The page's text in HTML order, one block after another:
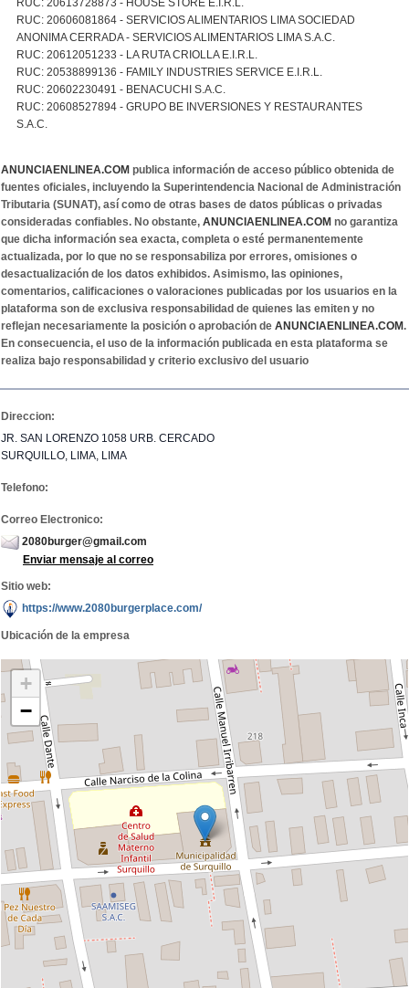
RUC: 20606081864 - SERVICIOS ALIMENTARIOS LIMA SOCIEDAD
ANONIMA CERRADA - SERVICIOS ALIMENTARIOS LIMA S.A.C.
RUC: 20612051233 - LA RUTA CRIOLLA E.I.R.L.
RUC: 20538899136 - FAMILY INDUSTRIES SERVICE E.I.R.L.
RUC: 20602230491 - BENACUCHI S.A.C.
RUC: 20608527894 - GRUPO BE INVERSIONES Y RESTAURANTES
S.A.C.
ANUNCIAENLINEA.COM publica información de acceso público obtenida de
fuentes oficiales, incluyendo la Superintendencia Nacional de Administración
Tributaria (SUNAT), así como de otras bases de datos públicas o privadas
consideradas confiables. No obstante, ANUNCIAENLINEA.COM no garantiza
que dicha información sea exacta, completa o esté permanentemente
actualizada, por lo que no se responsabiliza por errores, omisiones o
desactualización de los datos exhibidos. Asimismo, las opiniones,
comentarios, calificaciones o valoraciones publicadas por los usuarios en la
plataforma son de exclusiva responsabilidad de quienes las emiten y no
reflejan necesariamente la posición o aprobación de ANUNCIAENLINEA.COM.
En consecuencia, el uso de la información publicada en esta plataforma se
realiza bajo responsabilidad y criterio exclusivo del usuario
Direccion:
JR. SAN LORENZO 1058 URB. CERCADO
SURQUILLO, LIMA, LIMA
Telefono:
Correo Electronico:
2080burger@gmail.com
Enviar mensaje al correo
Sitio web:
https://www.2080burgerplace.com/
Ubicación de la empresa
+
−